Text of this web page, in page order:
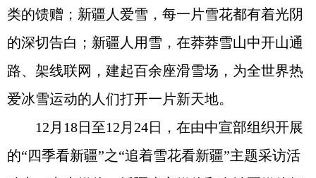
类的馈赠；新疆人爱雪，每一片雪花都有着光阴
的深切告白；新疆人用雪，在莽莽雪山中开山通
路、架线联网，建起百余座滑雪场，为全世界热
爱冰雪运动的人们打开一片新天地。
12月18日至12月24日，在由中宣部组织开展
的“四季看新疆”之“追着雪花看新疆”主题采访活